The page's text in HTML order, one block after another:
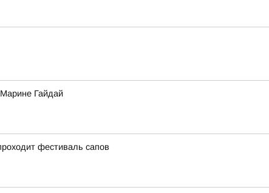
Гайдай
фестиваль сапов